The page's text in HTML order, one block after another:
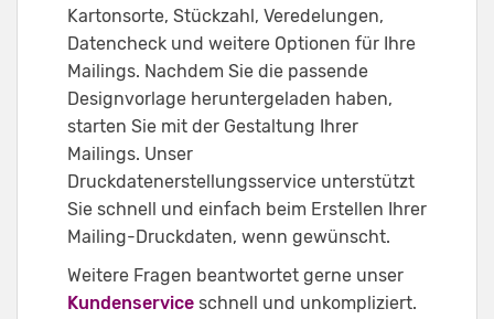
Kartonsorte, Stückzahl, Veredelungen,
Datencheck und weitere Optionen für Ihre
Mailings. Nachdem Sie die passende
Designvorlage heruntergeladen haben,
starten Sie mit der Gestaltung Ihrer
Mailings. Unser
Druckdatenerstellungsservice unterstützt
Sie schnell und einfach beim Erstellen Ihrer
Mailing-Druckdaten, wenn gewünscht.
Weitere Fragen beantwortet gerne unser
Kundenservice schnell und unkompliziert.